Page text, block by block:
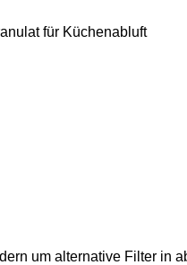
für Küchenabluft
um alternative Filter in